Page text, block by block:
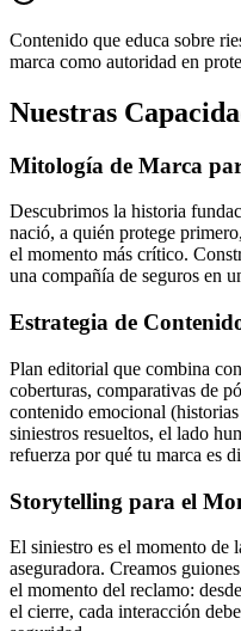
Contenido que educa sobre
marca como autoridad en
Nuestras
Mitología de Marca
Descubrimos la historia
nació, a quién protege
el momento más crítico.
una compañía de seguros en
Estrategia de
Plan editorial que combina
coberturas, comparativas de
contenido emocional (historias
siniestros resueltos, el lado
refuerza por qué tu marca es
Storytelling para el
El siniestro es el momento de
aseguradora. Creamos
el momento del reclamo:
el cierre, cada interacción